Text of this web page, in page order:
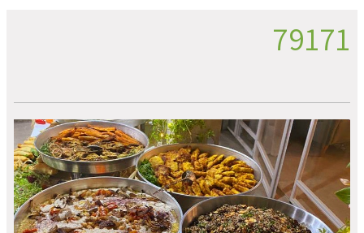
79171